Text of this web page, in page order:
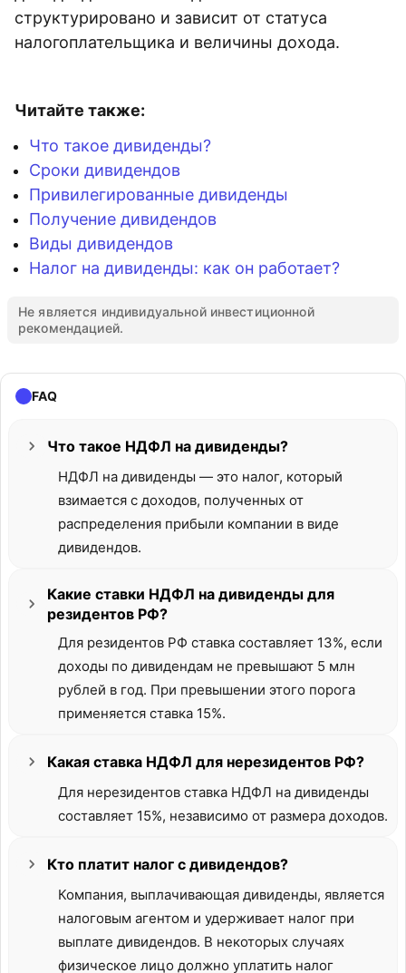
структурировано и зависит от статуса
налогоплательщика и величины дохода.
Читайте также:
Что такое дивиденды?
Сроки дивидендов
Привилегированные дивиденды
Получение дивидендов
Виды дивидендов
Налог на дивиденды: как он работает?
Не является индивидуальной инвестиционной
рекомендацией.
FAQ
Что такое НДФЛ на дивиденды?
НДФЛ на дивиденды — это налог, который
взимается с доходов, полученных от
распределения прибыли компании в виде
дивидендов.
Какие ставки НДФЛ на дивиденды для
резидентов РФ?
Для резидентов РФ ставка составляет 13%, если
доходы по дивидендам не превышают 5 млн
рублей в год. При превышении этого порога
применяется ставка 15%.
Какая ставка НДФЛ для нерезидентов РФ?
Для нерезидентов ставка НДФЛ на дивиденды
составляет 15%, независимо от размера доходов.
Кто платит налог с дивидендов?
Компания, выплачивающая дивиденды, является
налоговым агентом и удерживает налог при
выплате дивидендов. В некоторых случаях
физическое лицо должно уплатить налог